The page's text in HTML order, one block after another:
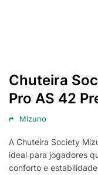
Chuteira
Pro AS 42
Mizuno
A Chuteira Society
ideal para jogadores
conforto e